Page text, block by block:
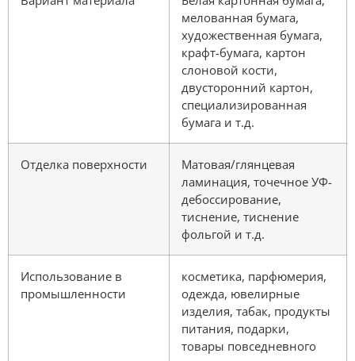
мелованная бумага,
художественная бумага,
крафт-бумага, картон
слоновой кости,
двусторонний картон,
специализированная
бумага и т.д.
Отделка поверхности
Матовая/глянцевая
ламинация, точечное УФ-
дебоссирование,
тиснение, тиснение
фольгой и т.д.
Использование в
промышленности
косметика, парфюмерия,
одежда, ювелирные
изделия, табак, продукты
питания, подарки,
товары повседневного